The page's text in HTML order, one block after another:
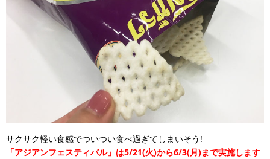
サクサク軽い食感でついつい食べ過ぎてしまいそう!
「アジアンフェスティバル」は5/21(火)から6/3(月)まで実施します